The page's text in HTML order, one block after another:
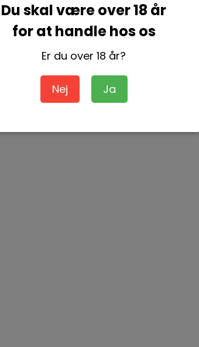
Du skal være over 18 år
for at handle hos os
Er du over 18 år?
Nej Ja